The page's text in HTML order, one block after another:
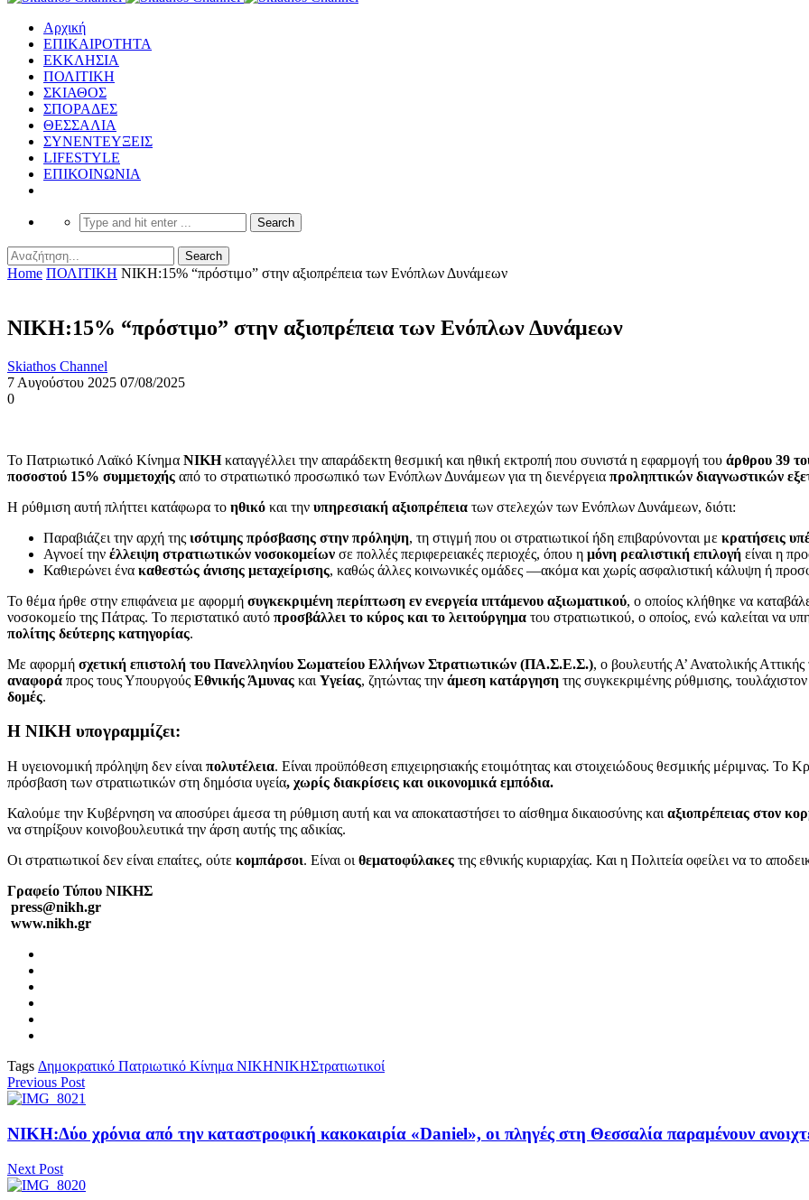
Αρχική
ΕΠΙΚΑΙΡΟΤΗΤΑ
ΕΚΚΛΗΣΙΑ
ΠΟΛΙΤΙΚΗ
ΣΚΙΑΘΟΣ
ΣΠΟΡΑΔΕΣ
ΘΕΣΣΑΛΙΑ
ΣΥΝΕΝΤΕΥΞΕΙΣ
LIFESTYLE
ΕΠΙΚΟΙΝΩΝΙΑ
Home ΠΟΛΙΤΙΚΗ ΝΙΚΗ:15% “πρόστιμο” στην αξιοπρέπεια των Ενόπλων Δυνάμεων
ΝΙΚΗ:15% “πρόστιμο” στην αξιοπρέπεια των Ενόπλων Δυνάμεων
Skiathos Channel
7 Αυγούστου 2025 07/08/2025
0
Το Πατριωτικό Λαϊκό Κίνημα ΝΙΚΗκαταγγέλλει την απαράδεκτη θεσμική και ηθική εκτροπή που συνιστά η εφαρμογή του άρθρου 39
ποσοστού 15% συμμετοχής από το στρατιωτικό προσωπικό των Ενόπλων Δυνάμεων για τη διενέργεια προληπτικών διαγνωστικών
Η ρύθμιση αυτή πλήττει κατάφωρα το ηθικό και την υπηρεσιακή αξιοπρέπεια των στελεχών των Ενόπλων Δυνάμεων, διότι:
Παραβιάζει την αρχή της ισότιμης πρόσβασης στην πρόληψη, τη στιγμή που οι στρατιωτικοί ήδη επιβαρύνονται με κρατήσεις
Αγνοεί την έλλειψη στρατιωτικών νοσοκομείων σε πολλές περιφερειακές περιοχές, όπου η μόνη ρεαλιστική επιλογή είναι η
Καθιερώνει ένα καθεστώς άνισης μεταχείρισης, καθώς άλλες κοινωνικές ομάδες —ακόμα και χωρίς ασφαλιστική κάλυψη ή
Το θέμα ήρθε στην επιφάνεια με αφορμή συγκεκριμένη περίπτωση εν ενεργεία ιπτάμενου αξιωματικού, ο οποίος κλήθηκε να
νοσοκομείο της Πάτρας. Το περιστατικό αυτό προσβάλλει το κύρος και το λειτούργημα του στρατιωτικού, ο οποίος, ενώ καλείται να
πολίτης δεύτερης κατηγορίας.
Με αφορμή σχετική επιστολή του Πανελληνίου Σωματείου Ελλήνων Στρατιωτικών (ΠΑ.Σ.Ε.Σ.), ο βουλευτής Α’ Ανατολικής
αναφορά προς τους Υπουργούς Εθνικής Άμυνας και Υγείας, ζητώντας την άμεση κατάργηση της συγκεκριμένης ρύθμισης,
δομές.
Η ΝΙΚΗ υπογραμμίζει:
Η υγειονομική πρόληψη δεν είναι πολυτέλεια. Είναι προϋπόθεση επιχειρησιακής ετοιμότητας και στοιχειώδους θεσμικής μέριμνας. Το
πρόσβαση των στρατιωτικών στη δημόσια υγεία, χωρίς διακρίσεις και οικονομικά εμπόδια.
Καλούμε την Κυβέρνηση να αποσύρει άμεσα τη ρύθμιση αυτή και να αποκαταστήσει το αίσθημα δικαιοσύνης και αξιοπρέπειας στον
να στηρίξουν κοινοβουλευτικά την άρση αυτής της αδικίας.
Οι στρατιωτικοί δεν είναι επαίτες, ούτε κομπάρσοι. Είναι οι θεματοφύλακες της εθνικής κυριαρχίας. Και η Πολιτεία οφείλει να το
Γραφείο Τύπου ΝΙΚΗΣ
press@nikh.gr
www.nikh.gr
Tags Δημοκρατικό Πατριωτικό Κίνημα ΝΙΚΗΝΙΚΗΣτρατιωτικοί
Previous Post
ΝΙΚΗ:Δύο χρόνια από την καταστροφική κακοκαιρία «Daniel», οι πληγές στη Θεσσαλία παραμένουν
Next Post